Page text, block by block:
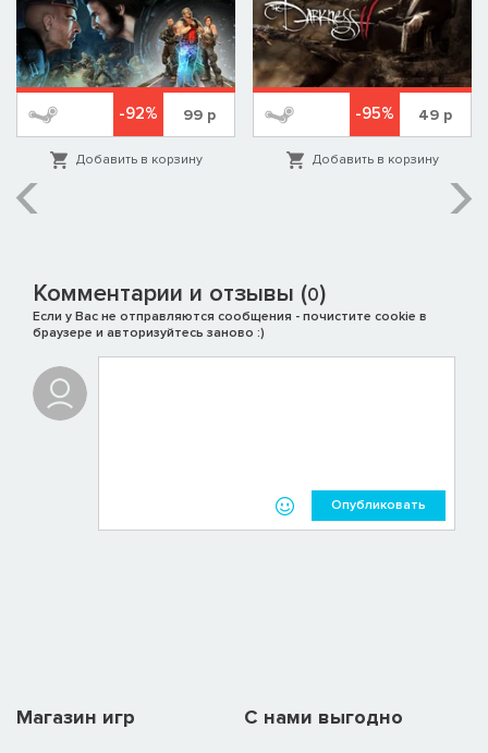
-92% 99р
Добавить в корзину
-95% 49 р
Добавить в корзину
Комментарии и отзывы (0)
Если у Вас не отправляются сообщения - почистите cookie в
браузере и авторизуйтесь заново :)
Опубликовать
Магазин игр C нами выгодно